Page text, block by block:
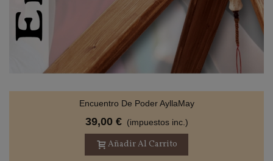
Encuentro De Poder AyllaMay
39,00 € (impuestos inc.)
Añadir Al Carrito